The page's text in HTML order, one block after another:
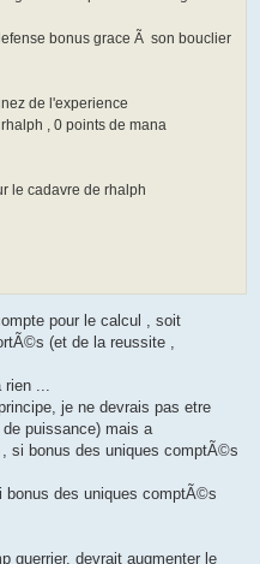
bonus grace Ã son bouclier
de l'experience
, 0 points de mana
le cadavre de rhalph
pour le calcul , soit
(et de la reussite ,
...
je ne devrais pas etre
puissance) mais a
si bonus des uniques comptÃ©s
bonus des uniques comptÃ©s
guerrier, devrait augmenter le